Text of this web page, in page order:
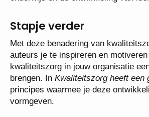
Stapje verder
Met deze benadering van
auteurs je te inspireren en
kwaliteitszorg in jouw organisatie
brengen. In Kwaliteitszorg heeft een
principes waarmee je deze
vormgeven.